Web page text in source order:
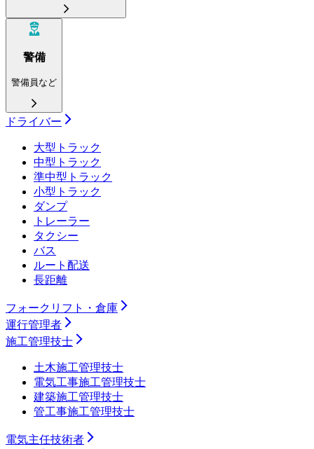
警備
警備員など
ドライバー
大型トラック
中型トラック
準中型トラック
小型トラック
ダンプ
トレーラー
タクシー
バス
ルート配送
長距離
フォークリフト・倉庫
運行管理者
施工管理技士
土木施工管理技士
電気工事施工管理技士
建築施工管理技士
管工事施工管理技士
電気主任技術者